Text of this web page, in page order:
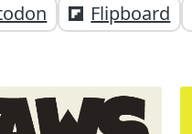
Flipboard